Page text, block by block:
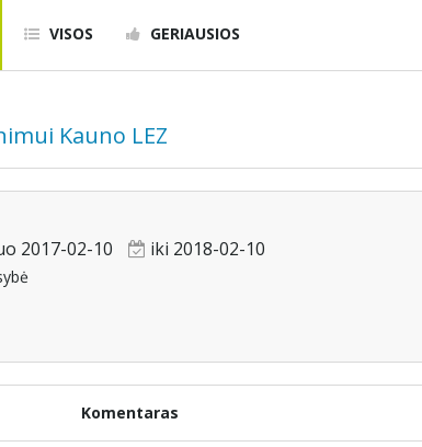
VISOS GERIAUSIOS
Kauno LEZ
2017-02-10 iki 2018-02-10
Komentaras